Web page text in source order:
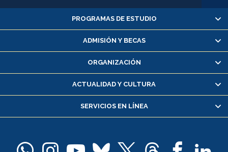
Alumnas/os y exalumnas/os
Matrícula en línea
Inscripción y cambio de asignaturas
Consulta y certificado de notas
Servicio médico y dental
Pago de arancel y crédito alumnos
PROGRAMAS DE ESTUDIO
ADMISIÓN Y BECAS
ORGANIZACIÓN
ACTUALIDAD Y CULTURA
SERVICIOS EN LÍNEA